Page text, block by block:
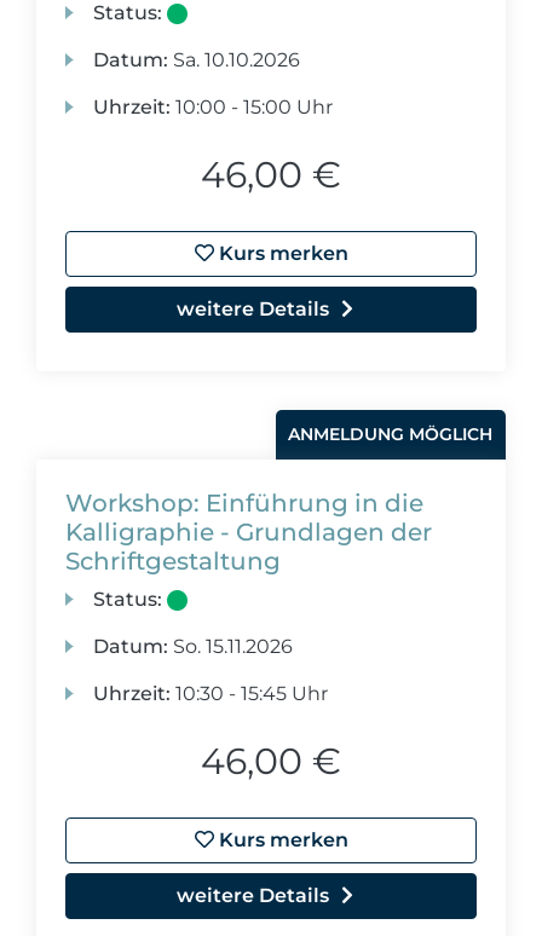
Status:
Datum: Sa. 10.10.2026
Uhrzeit: 10:00 - 15:00 Uhr
46,00 €
Kurs merken
weitere Details
ANMELDUNG MÖGLICH
Workshop: Einführung in die
Kalligraphie - Grundlagen der
Schriftgestaltung
Status:
Datum: So. 15.11.2026
Uhrzeit: 10:30 - 15:45 Uhr
46,00 €
Kurs merken
weitere Details